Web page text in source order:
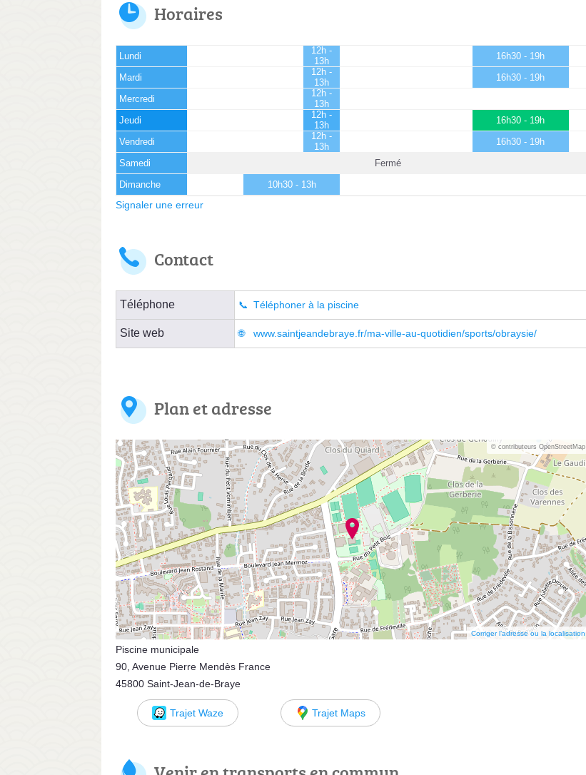
Horaires
Lundi
12h -
13h
16h30 - 19h
Mardi
12h -
13h
16h30 - 19h
Mercredi
12h -
13h
Jeudi
12h -
13h
16h30 - 19h
Vendredi
12h -
13h
16h30 - 19h
Samedi Fermé
Dimanche 10h30 - 13h
Signaler une erreur
Contact
Téléphone Téléphoner à la piscine
Site web www.saintjeandebraye.fr/ma-ville-au-quotidien/sports/obraysie/
Plan et adresse
© contributeurs OpenStreetMap
Corriger l’adresse ou la localisation
Piscine municipale
90, Avenue Pierre Mendès France
45800 Saint-Jean-de-Braye
Trajet Waze Trajet Maps